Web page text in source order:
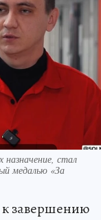
назначение, стал
медалью «За
к завершению